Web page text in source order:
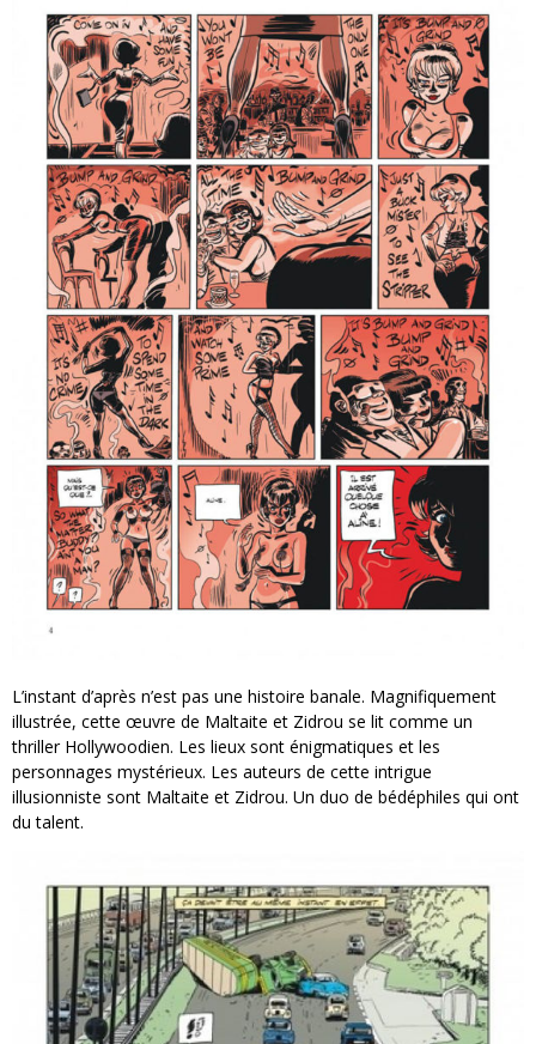
L’instant d’après n’est pas une histoire banale. Magnifiquement
illustrée, cette œuvre de Maltaite et Zidrou se lit comme un
thriller Hollywoodien. Les lieux sont énigmatiques et les
personnages mystérieux. Les auteurs de cette intrigue
illusionniste sont Maltaite et Zidrou. Un duo de bédéphiles qui ont
du talent.